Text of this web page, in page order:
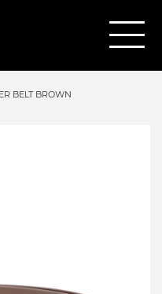
BELT BROWN